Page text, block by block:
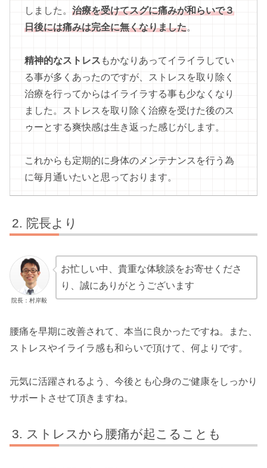
しました。 治療を受けてスグに痛みが和らいで３
日後には痛みは完全に無くなりました。
精神的なストレス もかなりあってイライラしてい
る事が多くあったのですが、ストレスを取り除く
治療を行ってからはイライラする事も少なくなり
ました。ストレスを取り除く治療を受けた後のス
ゥーとする爽快感は生き返った感じがします。
これからも定期的に身体のメンテナンスを行う為
に毎月通いたいと思っております。
院長より
院長：村岸毅
お忙しい中、貴重な体験談をお寄せくださ
り、誠にありがとうございます
腰痛を早期に改善されて、本当に良かったですね。また、
ストレスやイライラ感も和らいで頂けて、何よりです。
元気に活躍されるよう、今後とも心身のご健康をしっかり
サポートさせて頂きますね。
ストレスから腰痛が起こることも